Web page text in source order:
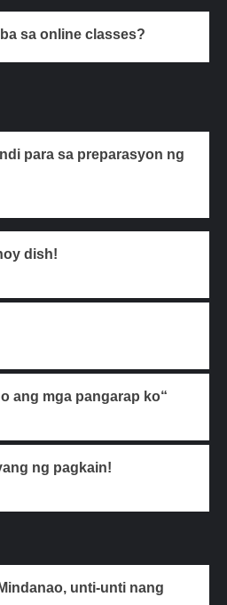
sa online classes?
para sa preparasyon ng
dish!
ang mga pangarap ko“
ng pagkain!
unti-unti nang